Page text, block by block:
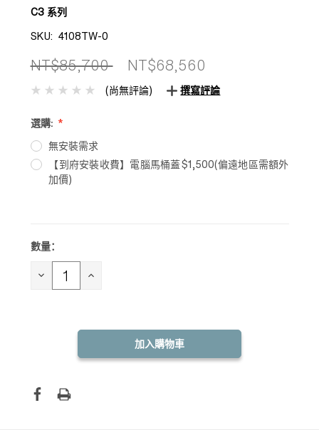
C3 系列
SKU: 4108TW-0
NT$85,700 NT$68,560
(尚無評論) 撰寫評論
選購:
無安裝需求
【到府安裝收費】電腦馬桶蓋$1,500(偏遠地區需額外
加價)
目前
存：
數量：
減 增